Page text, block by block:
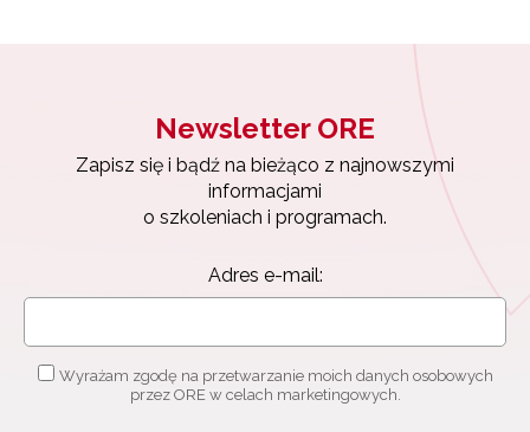
Newsletter ORE
Zapisz się i bądź na bieżąco z najnowszymi
informacjami
o szkoleniach i programach.
Adres e-mail:
Wyrażam zgodę na przetwarzanie moich danych osobowych
przez ORE w celach marketingowych.